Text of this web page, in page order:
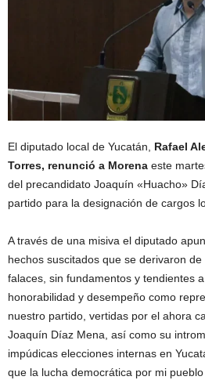
El diputado local de Yucatán, Rafael
Torres, renunció a Morena este
del precandidato Joaquín «Huacho»
partido para la designación de cargos
A través de una misiva el diputado
hechos suscitados que se derivaron de
falaces, sin fundamentos y tendientes
honorabilidad y desempeño como
nuestro partido, vertidas por el ahora
Joaquín Díaz Mena, así como su
impúdicas elecciones internas en
que la lucha democrática por mi